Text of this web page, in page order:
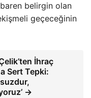
belirgin olan
geçeceğinin
İhraç
Sert Tepki:
→